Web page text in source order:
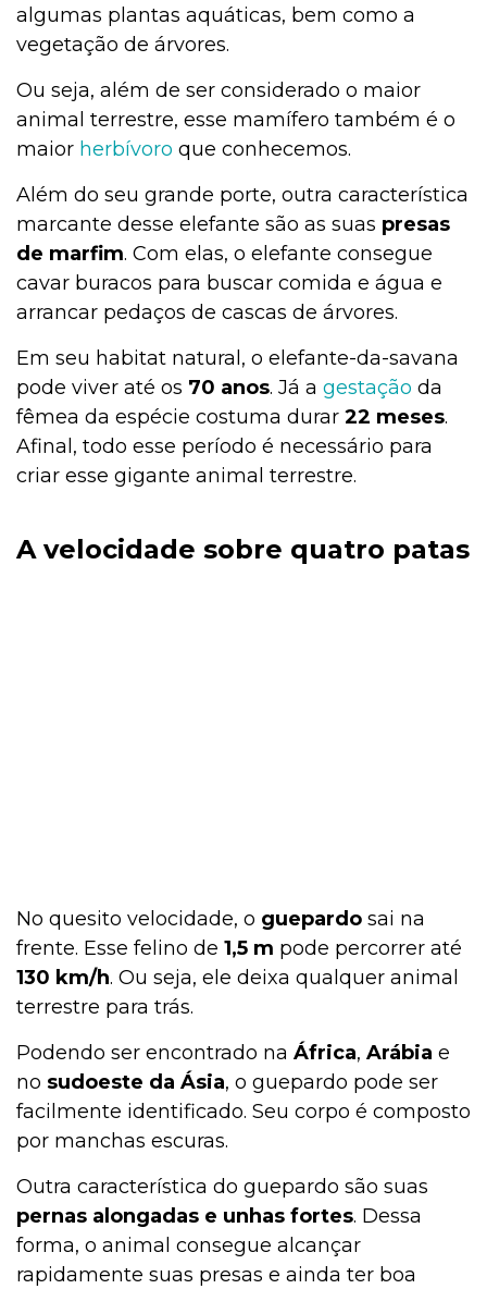
algumas plantas aquáticas, bem como a
vegetação de árvores.
Ou seja, além de ser considerado o maior
animal terrestre, esse mamífero também é o
maior herbívoro que conhecemos.
Além do seu grande porte, outra característica
marcante desse elefante são as suas presas
de marfim. Com elas, o elefante consegue
cavar buracos para buscar comida e água e
arrancar pedaços de cascas de árvores.
Em seu habitat natural, o elefante-da-savana
pode viver até os 70 anos. Já a gestação da
fêmea da espécie costuma durar 22 meses.
Afinal, todo esse período é necessário para
criar esse gigante animal terrestre.
A velocidade sobre quatro patas
No quesito velocidade, o guepardo sai na
frente. Esse felino de 1,5 m pode percorrer até
130 km/h. Ou seja, ele deixa qualquer animal
terrestre para trás.
Podendo ser encontrado na África, Arábia e
no sudoeste da Ásia, o guepardo pode ser
facilmente identificado. Seu corpo é composto
por manchas escuras.
Outra característica do guepardo são suas
pernas alongadas e unhas fortes. Dessa
forma, o animal consegue alcançar
rapidamente suas presas e ainda ter boa